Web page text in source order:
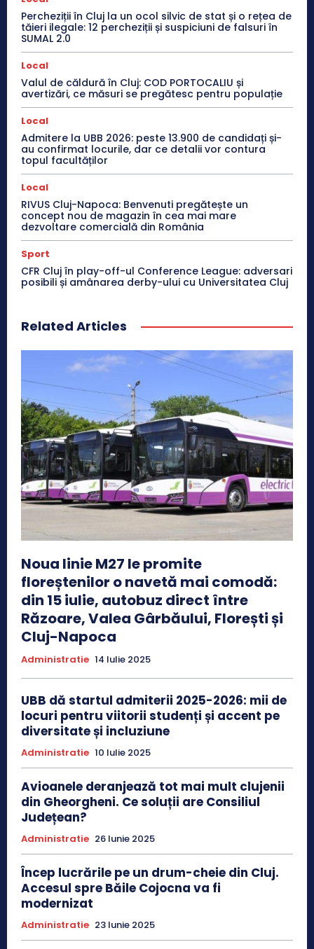
Percheziții în Cluj la un ocol silvic de stat și o rețea de
tăieri ilegale: 12 percheziții și suspiciuni de falsuri în
SUMAL 2.0
Local
Valul de căldură în Cluj: COD PORTOCALIU și
avertizări, ce măsuri se pregătesc pentru populație
Local
Admitere la UBB 2026: peste 13.900 de candidați și-
au confirmat locurile, dar ce detalii vor contura
topul facultăților
Local
RIVUS Cluj-Napoca: Benvenuti pregătește un
concept nou de magazin în cea mai mare
dezvoltare comercială din România
Sport
CFR Cluj în play-off-ul Conference League: adversari
posibili și amânarea derby-ului cu Universitatea Cluj
Related Articles
Noua linie M27 le promite
floreștenilor o navetă mai comodă:
din 15 iulie, autobuz direct între
Răzoare, Valea Gârbăului, Florești și
Cluj-Napoca
Administratie 14 Iulie 2025
UBB dă startul admiterii 2025-2026: mii de
locuri pentru viitorii studenți și accent pe
diversitate și incluziune
Administratie 10 Iulie 2025
Avioanele deranjează tot mai mult clujenii
din Gheorgheni. Ce soluții are Consiliul
Județean?
Administratie 26 Iunie 2025
Încep lucrările pe un drum-cheie din Cluj.
Accesul spre Băile Cojocna va fi
modernizat
Administratie 23 Iunie 2025